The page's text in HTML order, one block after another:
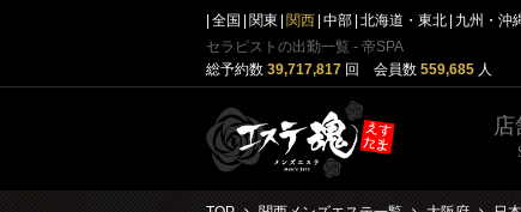
全国 関東 関西 中部 北海道・東北 九州・沖
セラピストの出勤一覧 - 帝SPA
総予約数 39,717,817 回 会員数 559,685 人
店